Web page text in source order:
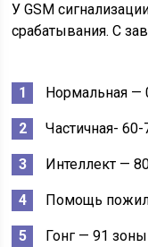
У GSM
срабатывания. С
Нормальная —
Частичная-
Интеллект —
Помощь
Гонг — 91 зоны